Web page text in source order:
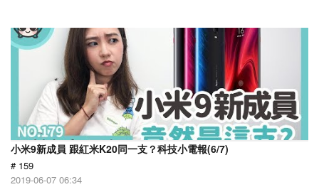
小米9新成員 跟紅米K20同一支？科技小電報(6/7)
# 159
2019-06-07 06:34